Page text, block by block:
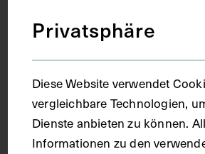
Material
Papier
Technik
Privatsphäre
Diese Website verwendet
vergleichbare Technologien,
Dienste anbieten zu können.
Informationen zu den